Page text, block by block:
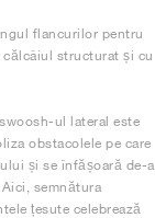
flancurilor pentru
structurat și cu
ul lateral este
obstacolele pe care
și se înfășoară de-a
semnătura
țesute celebrează